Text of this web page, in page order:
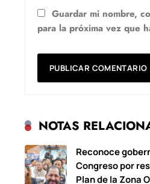
Guardar mi nombre,
para la próxima vez que
NOTAS
Reconoce
Congreso por
Plan de la Zona